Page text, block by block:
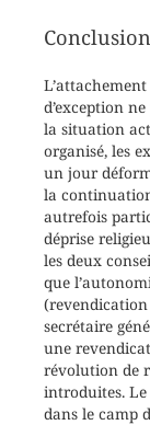
Conclusion
d’exception
la situation
organisé, les
un jour
la
autrefois
déprise
les deux
que
(revendication
secrétaire
une
révolution de
introduites.
dans le camp